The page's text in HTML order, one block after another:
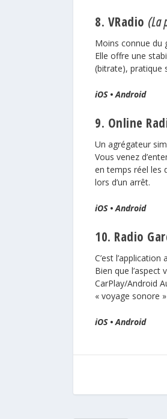
8. VRadio (La
Moins connue du
Elle offre une
(bitrate), pratique
iOS•Android
9. Online
Un agrégateur
Vous venez
en temps réel les
lors d’un arrêt.
iOS•Android
10. Radio
C’est
Bien que
CarPlay/Android
« voyage sonore
iOS•Android